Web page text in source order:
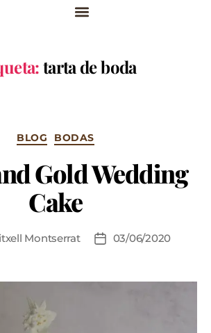
tarta de boda
BLOG BODAS
Gold Wedding
Cake
Montserrat 03/06/2020